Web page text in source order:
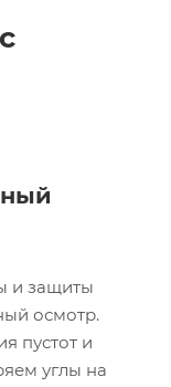
и защиты
осмотр.
пустот и
углы на